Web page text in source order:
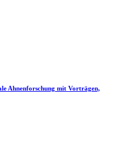
Ahnenforschung mit Vorträgen,